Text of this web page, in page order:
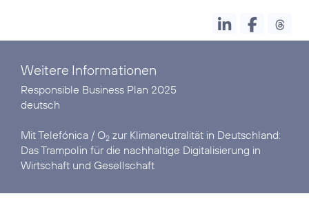
Weitere Informationen
deutsch
Mit Telefónica / O2 zur Klimaneutralität in Deutschland:
Das Trampolin für die nachhaltige Digitalisierung in
Wirtschaft und Gesellschaft